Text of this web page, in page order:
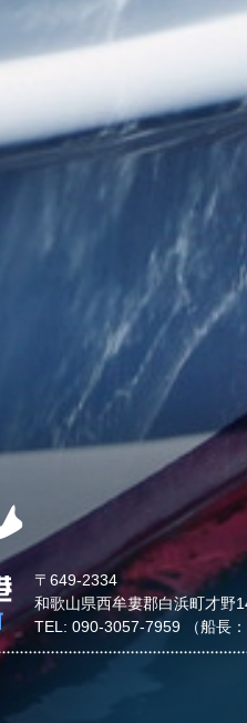
〒649-2334
和歌山県西牟婁郡白浜町才野
TEL: 090-3057-7959 （船長：